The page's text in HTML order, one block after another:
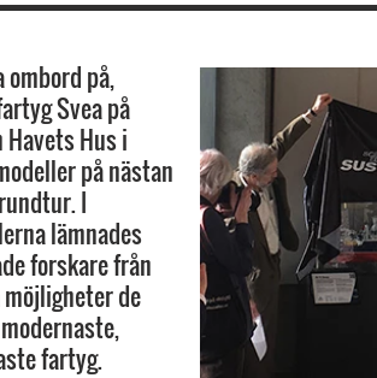
ombord på,
Svea på
Hus i
på nästan
I
lämnades
forskare från
möjligheter de
fartyg.